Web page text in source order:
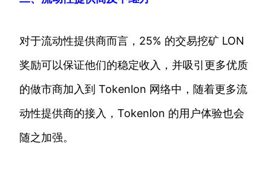
对于流动性提供商而言，25% 的交易挖矿 LON
奖励可以保证他们的稳定收入，并吸引更多优质
的做市商加入到 Tokenlon 网络中，随着更多流
动性提供商的接入，Tokenlon 的用户体验也会
随之加强。